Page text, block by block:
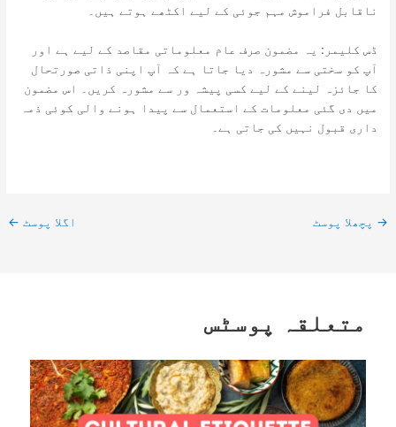
ناقابل فراموش مہم جوئی کے لیے اکٹھے ہوتے ہیں۔
ڈس کلیمر: یہ مضمون صرف عام معلوماتی مقاصد کے لیے ہے اور
آپ کو سختی سے مشورہ دیا جاتا ہے کہ آپ اپنی ذاتی صورتحال
کا جائزہ لینے کے لیے کسی پیشہ ور سے مشورہ کریں۔ اس مضمون
میں دی گئی معلومات کے استعمال سے پیدا ہونے والی کوئی ذمہ
داری قبول نہیں کی جاتی ہے۔
→ پچھلا پوسٹ اگلا پوسٹ ←
متعلقہ پوسٹس